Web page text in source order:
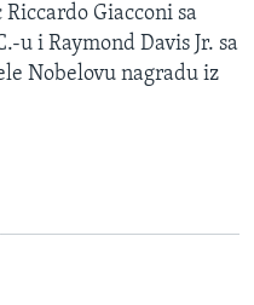
Giacconi sa
u i Raymond Davis Jr. sa
Nobelovu nagradu iz